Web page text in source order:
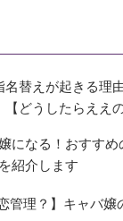
名替えが起きる理
どうしたらええの
になる！おすすめ
紹介します
管理？】キャバ